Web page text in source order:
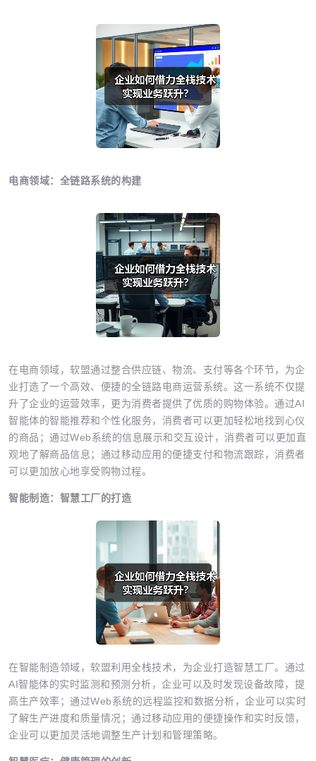
电商领域：全链路系统的构建
在电商领域，软盟通过整合供应链、物流、支付等各个环节，为企
业打造了一个高效、便捷的全链路电商运营系统。这一系统不仅提
升了企业的运营效率，更为消费者提供了优质的购物体验。通过AI
智能体的智能推荐和个性化服务，消费者可以更加轻松地找到心仪
的商品；通过Web系统的信息展示和交互设计，消费者可以更加直
观地了解商品信息；通过移动应用的便捷支付和物流跟踪，消费者
可以更加放心地享受购物过程。
智能制造：智慧工厂的打造
在智能制造领域，软盟利用全栈技术，为企业打造智慧工厂。通过
AI智能体的实时监测和预测分析，企业可以及时发现设备故障，提
高生产效率；通过Web系统的远程监控和数据分析，企业可以实时
了解生产进度和质量情况；通过移动应用的便捷操作和实时反馈，
企业可以更加灵活地调整生产计划和管理策略。